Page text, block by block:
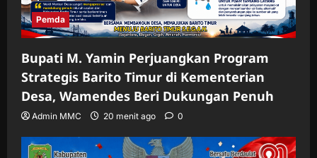
Pemda
Bupati M. Yamin Perjuangkan Program
Strategis Barito Timur di Kementerian
Desa, Wamendes Beri Dukungan Penuh
Admin MMC 20 menit ago 0